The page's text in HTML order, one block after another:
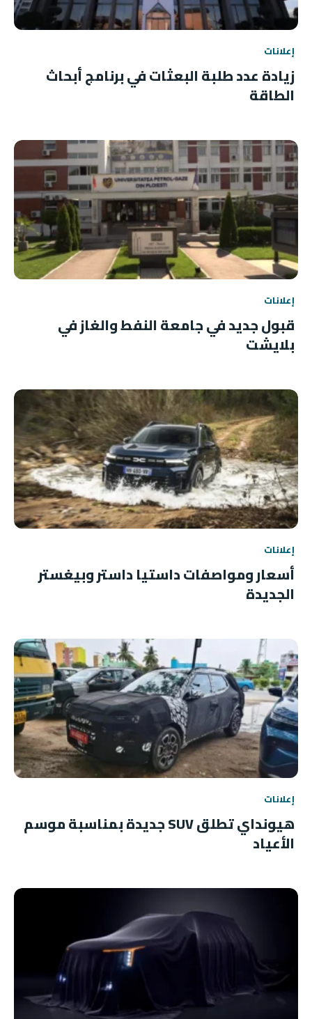
إعلانات
زيادة عدد طلبة البعثات في برنامج أبحاث
الطاقة
إعلانات
قبول جديد في جامعة النفط والغاز في
بلايشت
إعلانات
أسعار ومواصفات داستيا داستر وبيغستر
الجديدة
إعلانات
هيونداي تطلق SUV جديدة بمناسبة موسم
الأعياد